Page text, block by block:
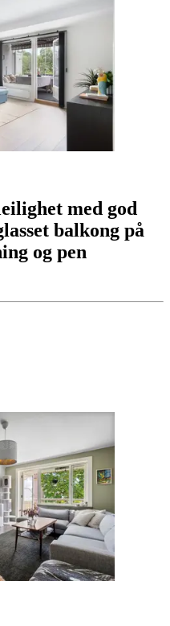
med god
balkong på
og pen